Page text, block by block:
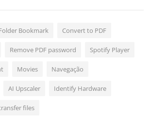
Bookmark Convert to PDF
Remove PDF password Spotify Player
Movies Navegação
AI Upscaler Identify Hardware
files